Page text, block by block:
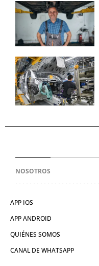
NOSOTROS
APP IOS
APP ANDROID
QUIÉNES SOMOS
CANAL DE WHATSAPP